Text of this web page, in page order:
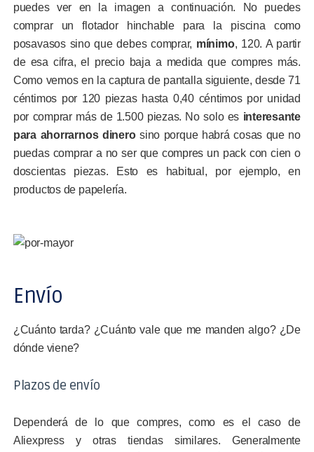
puedes ver en la imagen a continuación. No puedes
comprar un flotador hinchable para la piscina como
posavasos sino que debes comprar, mínimo, 120. A partir
de esa cifra, el precio baja a medida que compres más.
Como vemos en la captura de pantalla siguiente, desde 71
céntimos por 120 piezas hasta 0,40 céntimos por unidad
por comprar más de 1.500 piezas. No solo es interesante
para ahorrarnos dinerosino porque habrá cosas que no
puedas comprar a no ser que compres un pack con cien o
doscientas piezas. Esto es habitual, por ejemplo, en
productos de papelería.
Envío
¿Cuánto tarda? ¿Cuánto vale que me manden algo? ¿De
dónde viene?
Plazos de envío
Dependerá de lo que compres, como es el caso de
Aliexpress y otras tiendas similares. Generalmente